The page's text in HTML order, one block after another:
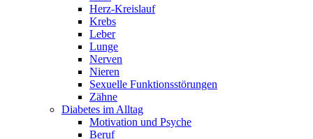
Herz-Kreislauf
Krebs
Leber
Lunge
Nerven
Nieren
Sexuelle Funktionsstörungen
Zähne
Diabetes im Alltag
Motivation und Psyche
Beruf